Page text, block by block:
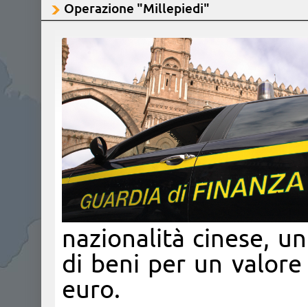
Operazione "Millepiedi"
nazionalità cinese,
di beni per un
euro.